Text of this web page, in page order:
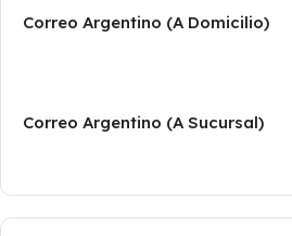
Correo Argentino (A Domicilio)
Correo Argentino (A Sucursal)